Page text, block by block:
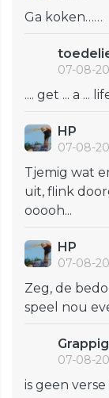
Ga koken……
07-08-
.... get ... a ...
HP
07-08-
Tjemig wat
uit, flink
ooooh...
HP
07-08-
Zeg, de
speel nou
07-08-
is geen